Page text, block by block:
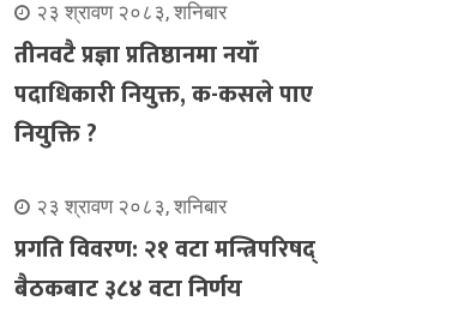
२३ श्रावण २०८३, शनिबार
तीनवटै प्रज्ञा प्रतिष्ठानमा नयाँ
पदाधिकारी नियुक्त, क-कसले पाए
नियुक्ति ?
२३ श्रावण २०८३, शनिबार
प्रगति विवरण: २१ वटा मन्त्रिपरिषद्
बैठकबाट ३८४ वटा निर्णय